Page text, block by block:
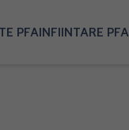
PFAINFIINTARE PFA